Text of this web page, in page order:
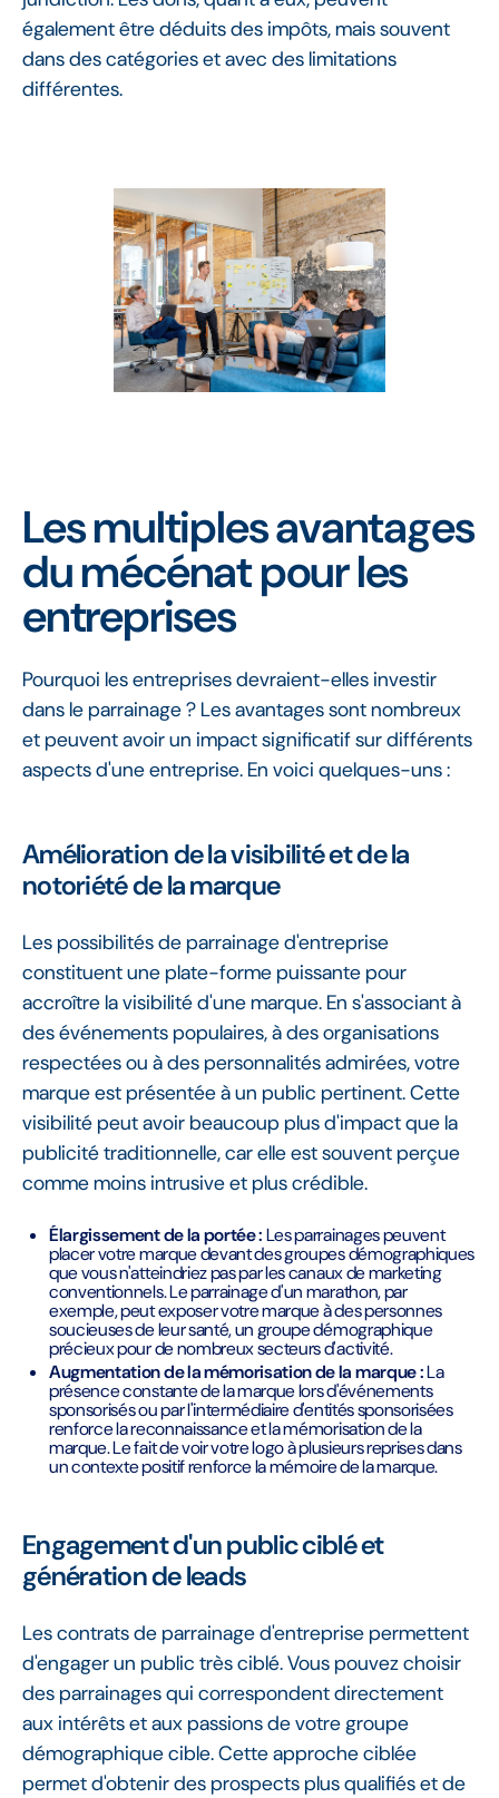
également être déduits des impôts, mais souvent
dans des catégories et avec des limitations
différentes.
Les multiples avantages
du mécénat pour les
entreprises
Pourquoi les entreprises devraient-elles investir
dans le parrainage ? Les avantages sont nombreux
et peuvent avoir un impact significatif sur différents
aspects d'une entreprise. En voici quelques-uns :
Amélioration de la visibilité et de la
notoriété de la marque
Les possibilités de parrainage d'entreprise
constituent une plate-forme puissante pour
accroître la visibilité d'une marque. En s'associant à
des événements populaires, à des organisations
respectées ou à des personnalités admirées, votre
marque est présentée à un public pertinent. Cette
visibilité peut avoir beaucoup plus d'impact que la
publicité traditionnelle, car elle est souvent perçue
comme moins intrusive et plus crédible.
Élargissement de la portée :Les parrainages peuvent
placer votre marque devant des groupes démographiques
que vous n'atteindriez pas par les canaux de marketing
conventionnels. Le parrainage d'un marathon, par
exemple, peut exposer votre marque à des personnes
soucieuses de leur santé, un groupe démographique
précieux pour de nombreux secteurs d'activité.
Augmentation de la mémorisation de la marque :La
présence constante de la marque lors d'événements
sponsorisés ou par l'intermédiaire d'entités sponsorisées
renforce la reconnaissance et la mémorisation de la
marque. Le fait de voir votre logo à plusieurs reprises dans
un contexte positif renforce la mémoire de la marque.
Engagement d'un public ciblé et
génération de leads
Les contrats de parrainage d'entreprise permettent
d'engager un public très ciblé. Vous pouvez choisir
des parrainages qui correspondent directement
aux intérêts et aux passions de votre groupe
démographique cible. Cette approche ciblée
permet d'obtenir des prospects plus qualifiés et de